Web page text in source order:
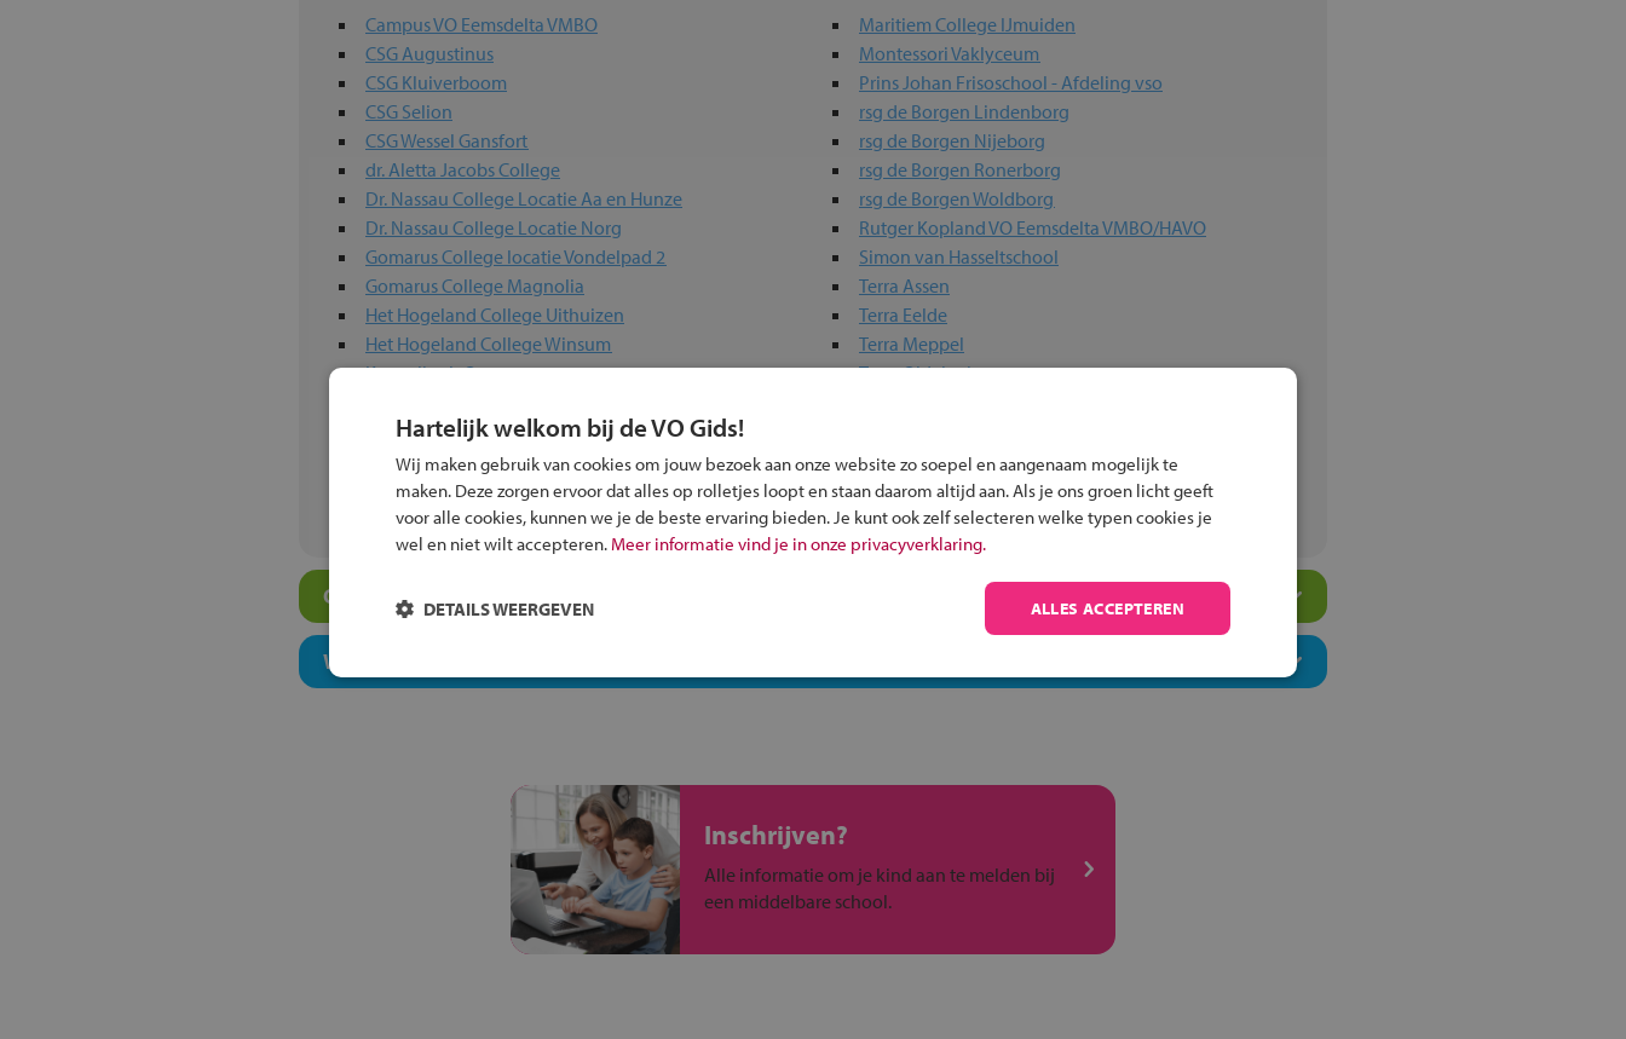
Campus VO Eemsdelta VMBO
CSG Augustinus
CSG Kluiverboom
CSG Selion
CSG Wessel Gansfort
dr. Aletta Jacobs College
Dr. Nassau College Locatie Aa en Hunze
Dr. Nassau College Locatie Norg
Gomarus College locatie Vondelpad 2
Gomarus College Magnolia
Het Hogeland College Uithuizen
Het Hogeland College Winsum
Kamerlingh Onnes
Lauwers College Grijpskerk
Leon van Gelder
Luzac Groningen
Maritiem College IJmuiden
Montessori Vaklyceum
Prins Johan Frisoschool - Afdeling vso
rsg de Borgen Lindenborg
rsg de Borgen Nijeborg
rsg de Borgen Ronerborg
rsg de Borgen Woldborg
Rutger Kopland VO Eemsdelta VMBO/HAVO
Simon van Hasseltschool
Terra Assen
Terra Eelde
Terra Meppel
Terra Oldekerk
Topsport Talentschool Groningen
Werkman VMBO
Overige vmbo-scholen in jouw regio
Welk onderwijsconcept past bij jou?
Inschrijven?
Alle informatie om je kind aan te melden bij
een middelbare school.
Hartelijk welkom bij de VO Gids!
Wij maken gebruik van cookies om jouw bezoek aan onze website zo soepel en aangenaam mogelijk te
maken. Deze zorgen ervoor dat alles op rolletjes loopt en staan daarom altijd aan. Als je ons groen licht geeft
voor alle cookies, kunnen we je de beste ervaring bieden. Je kunt ook zelf selecteren welke typen cookies je
wel en niet wilt accepteren. Meer informatie vind je in onze privacyverklaring.
ALLES ACCEPTEREN
DETAILS WEERGEVEN